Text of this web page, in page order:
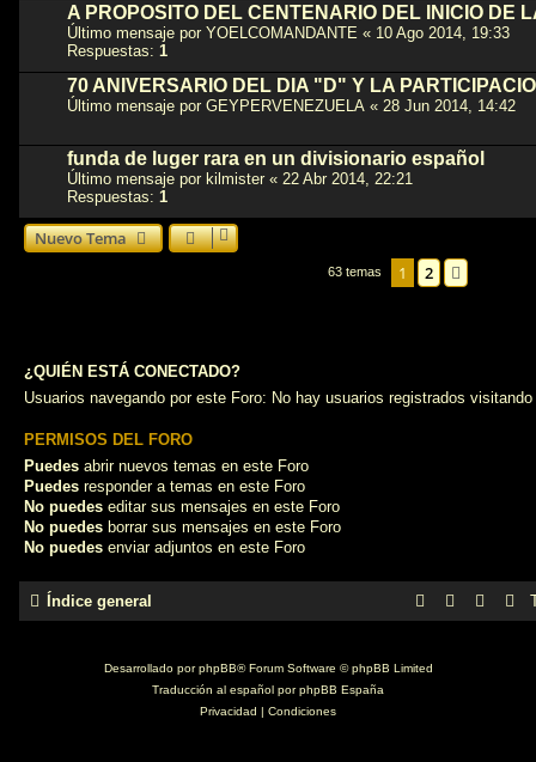
A PROPOSITO DEL CENTENARIO DEL INICIO DE
Último mensaje por YOELCOMANDANTE « 10 Ago 2014, 19:33
Respuestas: 1
70 ANIVERSARIO DEL DIA "D" Y LA
Último mensaje por GEYPERVENEZUELA « 28 Jun 2014, 14:42
funda de luger rara en un divisionario español
Último mensaje por kilmister « 22 Abr 2014, 22:21
Respuestas: 1
Nuevo Tema
63 temas 1 2
¿QUIÉN ESTÁ CONECTADO?
Usuarios navegando por este Foro: No hay usuarios registrados
PERMISOS DEL FORO
Puedes abrir nuevos temas en este Foro
Puedes responder a temas en este Foro
No puedes editar sus mensajes en este Foro
No puedes borrar sus mensajes en este Foro
No puedes enviar adjuntos en este Foro
Índice general
Desarrollado porphpBB® Forum Software © phpBB Limited
Traducción al español porphpBB España
Privacidad | Condiciones